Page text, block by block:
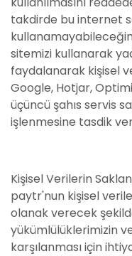
takdirde bu internet
sitemizi kullanarak
faydalanarak kişisel
Google, Hotjar,
üçüncü şahıs servis
işlenmesine tasdik
Kişisel Verilerin
paytr'nun kişisel
olanak verecek
yükümlülüklerimizin
karşılanması için